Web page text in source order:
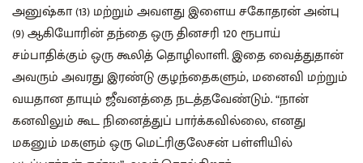
அனுஷ்கா (13) மற்றும் அவளது இளைய சகோதரன் அன்பு
(9) ஆகியோரின் தந்தை ஒரு தினசரி 120 ரூபாய்
சம்பாதிக்கும் ஒரு கூலித் தொழிலாளி. இதை வைத்துதான்
அவரும் அவரது இரண்டு குழந்தைகளும், மனைவி மற்றும்
வயதான தாயும் ஜீவனத்தை நடத்தவேண்டும். “நான்
கனவிலும் கூட நினைத்துப் பார்க்கவில்லை, எனது
மகனும் மகளும் ஒரு மெட்ரிகுலேசன் பள்ளியில்